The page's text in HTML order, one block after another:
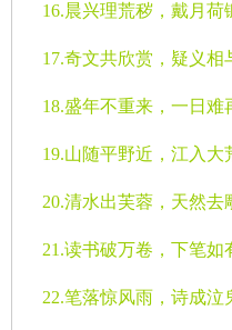
16.晨兴理荒秽，戴月荷
17.奇文共欣赏，疑义相
18.盛年不重来，一日难
19.山随平野近，江入大
20.清水出芙蓉，天然去
21.读书破万卷，下笔如
22.笔落惊风雨，诗成泣